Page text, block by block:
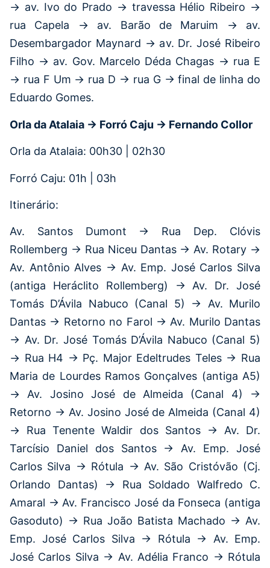
→ av. Ivo do Prado → travessa Hélio Ribeiro →
rua Capela → av. Barão de Maruim → av.
Desembargador Maynard → av. Dr. José Ribeiro
Filho → av. Gov. Marcelo Déda Chagas → rua E
→ rua F Um → rua D → rua G → final de linha do
Eduardo Gomes.
Orla da Atalaia → Forró Caju → Fernando Collor
Orla da Atalaia: 00h30 | 02h30
Forró Caju: 01h | 03h
Itinerário:
Av. Santos Dumont → Rua Dep. Clóvis
Rollemberg → Rua Niceu Dantas → Av. Rotary →
Av. Antônio Alves → Av. Emp. José Carlos Silva
(antiga Heráclito Rollemberg) → Av. Dr. José
Tomás D’Ávila Nabuco (Canal 5) → Av. Murilo
Dantas → Retorno no Farol → Av. Murilo Dantas
→ Av. Dr. José Tomás D’Ávila Nabuco (Canal 5)
→ Rua H4 → Pç. Major Edeltrudes Teles → Rua
Maria de Lourdes Ramos Gonçalves (antiga A5)
→ Av. Josino José de Almeida (Canal 4) →
Retorno → Av. Josino José de Almeida (Canal 4)
→ Rua Tenente Waldir dos Santos → Av. Dr.
Tarcísio Daniel dos Santos → Av. Emp. José
Carlos Silva → Rótula → Av. São Cristóvão (Cj.
Orlando Dantas) → Rua Soldado Walfredo C.
Amaral → Av. Francisco José da Fonseca (antiga
Gasoduto) → Rua João Batista Machado → Av.
Emp. José Carlos Silva → Rótula → Av. Emp.
José Carlos Silva → Av. Adélia Franco → Rótula